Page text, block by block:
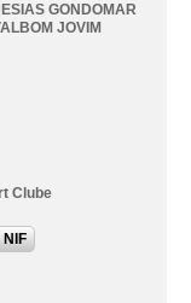
GONDOMAR
JOVIM
Clube
NIF